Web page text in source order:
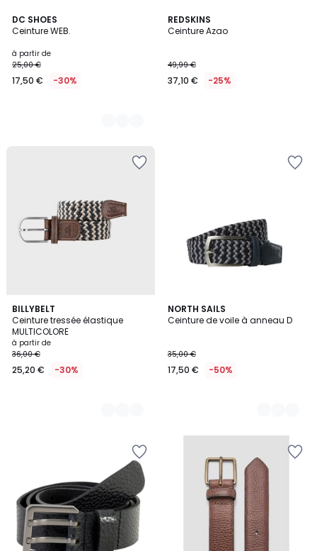
DC SHOES
Ceinture WEB.
à partir de
25,00 €
17,50 € -30%
8
Couleurs
REDSKINS
Ceinture Azao
49,99 €
37,10 € -25%
BILLYBELT
Ceinture tressée élastique
MULTICOLORE
à partir de
36,00 €
25,20 € -30%
4
Couleurs
NORTH SAILS
Ceinture de voile à anneau D
35,00 €
17,50 € -50%
2
Couleurs